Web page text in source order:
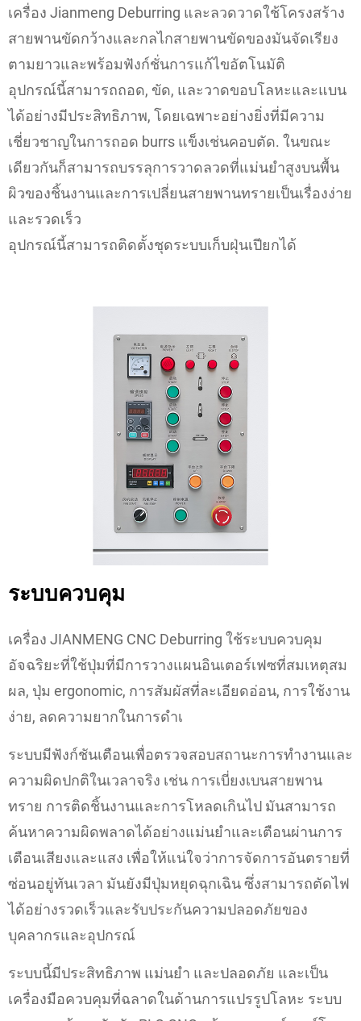
เครื่อง Jianmeng Deburring และลวดวาดใช้โครงสร้าง
สายพานขัดกว้างและกลไกสายพานขัดของมันจัดเรียง
ตามยาวและพร้อมฟังก์ชั่นการแก้ไขอัตโนมัติ
อุปกรณ์นี้สามารถถอด, ขัด, และวาดขอบโลหะและแบน
ได้อย่างมีประสิทธิภาพ, โดยเฉพาะอย่างยิ่งที่มีความ
เชี่ยวชาญในการถอด burrs แข็งเช่นคอบตัด. ในขณะ
เดียวกันก็สามารถบรรลุการวาดลวดที่แม่นยำสูงบนพื้น
ผิวของชิ้นงานและการเปลี่ยนสายพานทรายเป็นเรื่องง่าย
และรวดเร็ว
อุปกรณ์นี้สามารถติดตั้งชุดระบบเก็บฝุ่นเปียกได้
ระบบควบคุม
เครื่อง JIANMENG CNC Deburring ใช้ระบบควบคุม
อัจฉริยะที่ใช้ปุ่มที่มีการวางแผนอินเตอร์เฟซที่สมเหตุสม
ผล, ปุ่ม ergonomic, การสัมผัสที่ละเอียดอ่อน, การใช้งาน
ง่าย, ลดความยากในการดําเ
ระบบมีฟังก์ชันเตือนเพื่อตรวจสอบสถานะการทำงานและ
ความผิดปกติในเวลาจริง เช่น การเบี่ยงเบนสายพาน
ทราย การติดชิ้นงานและการโหลดเกินไป มันสามารถ
ค้นหาความผิดพลาดได้อย่างแม่นยำและเตือนผ่านการ
เตือนเสียงและแสง เพื่อให้แน่ใจว่าการจัดการอันตรายที่
ซ่อนอยู่ทันเวลา มันยังมีปุ่มหยุดฉุกเฉิน ซึ่งสามารถตัดไฟ
ได้อย่างรวดเร็วและรับประกันความปลอดภัยของ
บุคลากรและอุปกรณ์
ระบบนี้มีประสิทธิภาพ แม่นยำ และปลอดภัย และเป็น
เครื่องมือควบคุมที่ฉลาดในด้านการแปรรูปโลหะ ระบบ